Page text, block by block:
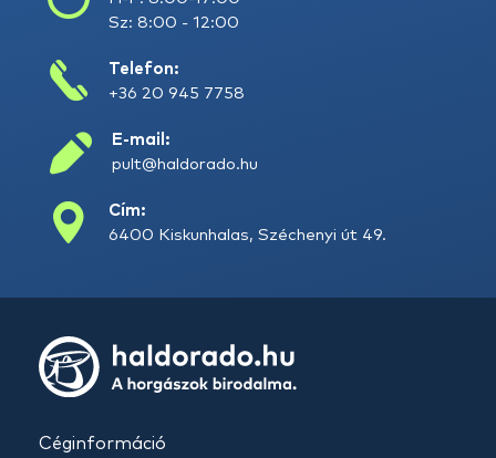
Sz: 8:00 - 12:00
Telefon:
+36 20 945 7758
E-mail:
pult@haldorado.hu
Cím:
6400 Kiskunhalas, Széchenyi út 49.
Céginformáció